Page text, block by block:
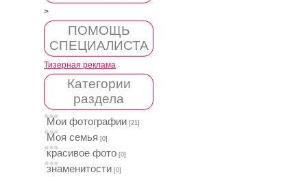
>
ПОМОЩЬ
СПЕЦИАЛИСТА
Тизерная реклама
Категории
раздела
Мои фотографии [21]
Моя семья [0]
красивое фото [0]
знаменитости [0]